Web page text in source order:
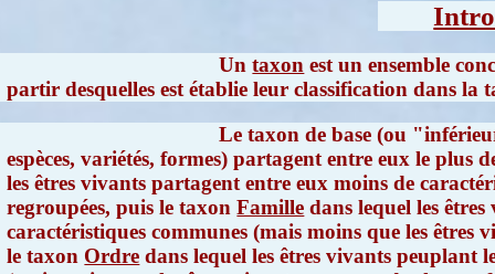
Untaxon est un ensemble
partir desquelles est établie leur classification dans la
Le taxon de base (ou
espèces, variétés, formes) partagent entre eux le plus
les êtres vivants partagent entre eux moins de
regroupées, puis le taxonFamille dans lequel les
caractéristiques communes (mais moins que les êtres
le taxon Ordre dans lequel les êtres vivants peuplant